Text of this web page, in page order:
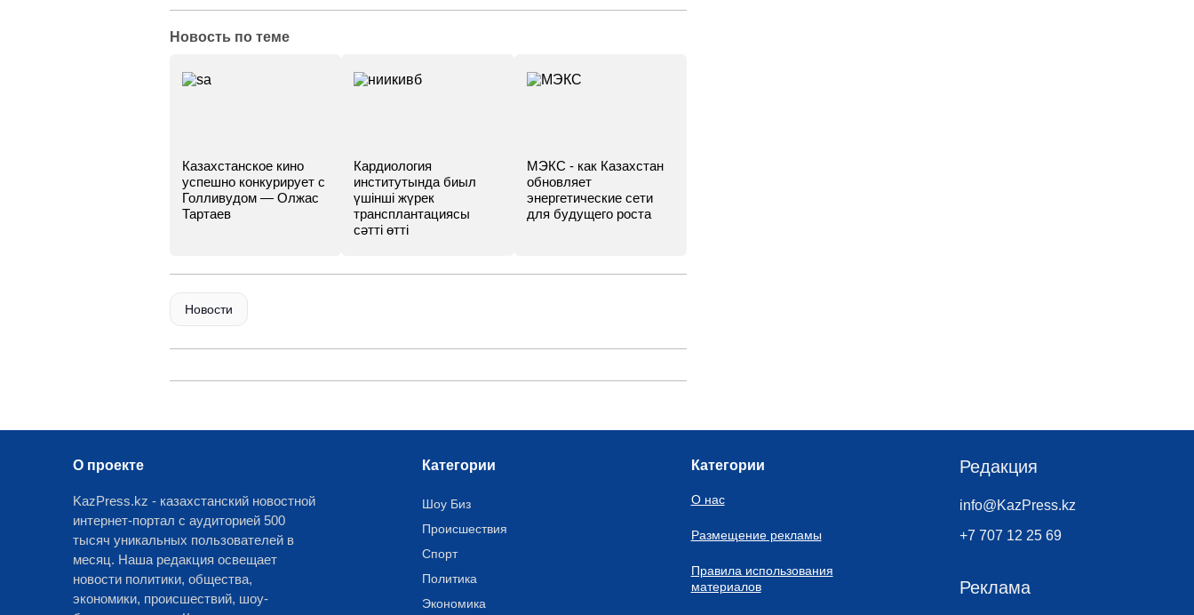
Новость по теме
Казахстанское кино
успешно конкурирует с
Голливудом — Олжас
Тартаев
Кардиология
институтында биыл
үшінші жүрек
трансплантациясы
сәтті өтті
МЭКС - как Казахстан
обновляет
энергетические сети
для будущего роста
Новости
О проекте
KazPress.kz - казахстанский новостной
интернет-портал с аудиторией 500
тысяч уникальных пользователей в
месяц. Наша редакция освещает
новости политики, общества,
экономики, происшествий, шоу-
Категории
Шоу Биз
Происшествия
Спорт
Политика
Экономика
Категории
О нас
Размещение рекламы
Правила использования
материалов
Редакция
info@KazPress.kz
+7 707 12 25 69
Реклама